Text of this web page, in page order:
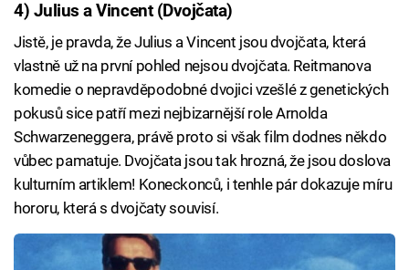
4) Julius a Vincent (Dvojčata)
Jistě, je pravda, že Julius a Vincent jsou dvojčata, která
vlastně už na první pohled nejsou dvojčata. Reitmanova
komedie o nepravděpodobné dvojici vzešlé z genetických
pokusů sice patří mezi nejbizarnější role Arnolda
Schwarzeneggera, právě proto si však film dodnes někdo
vůbec pamatuje. Dvojčata jsou tak hrozná, že jsou doslova
kulturním artiklem! Koneckonců, i tenhle pár dokazuje míru
hororu, která s dvojčaty souvisí.